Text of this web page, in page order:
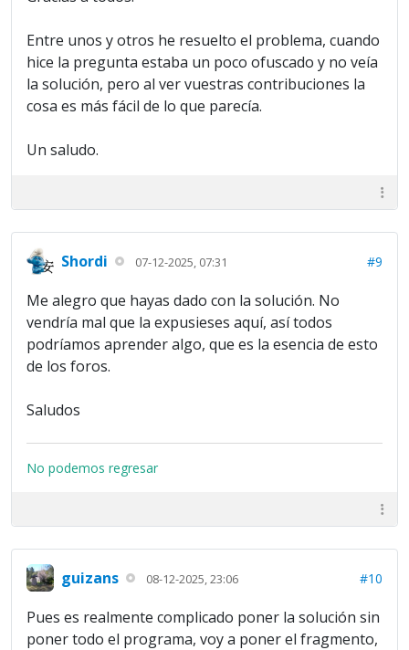
Entre unos y otros he resuelto el problema, cuando
hice la pregunta estaba un poco ofuscado y no veía
la solución, pero al ver vuestras contribuciones la
cosa es más fácil de lo que parecía.
Un saludo.
Shordi 07-12-2025, 07:31 #9
Me alegro que hayas dado con la solución. No
vendría mal que la expusieses aquí, así todos
podríamos aprender algo, que es la esencia de esto
de los foros.
Saludos
No podemos regresar
guizans 08-12-2025, 23:06 #10
Pues es realmente complicado poner la solución sin
poner todo el programa, voy a poner el fragmento,